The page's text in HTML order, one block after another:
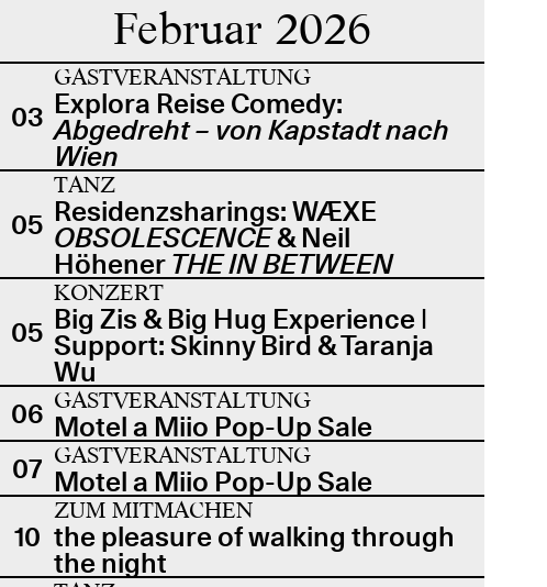
Februar 2026
03
GASTVERANSTALTUNG
Explora Reise Comedy:
Abgedreht – von Kapstadt nach
Wien
05
TANZ
Residenzsharings: WÆXE
OBSOLESCENCE& Neil
Höhener THE IN BETWEEN
05
KONZERT
Big Zis & Big Hug Experience |
Support: Skinny Bird & Taranja
Wu
06 GASTVERANSTALTUNG
Motel a Miio Pop-Up Sale
07 GASTVERANSTALTUNG
Motel a Miio Pop-Up Sale
10
ZUM MITMACHEN
the pleasure of walking through
the night